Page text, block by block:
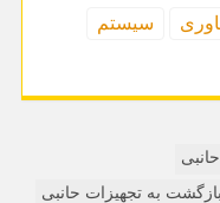
سیستم
بازگشت به تجهیزات حانبی